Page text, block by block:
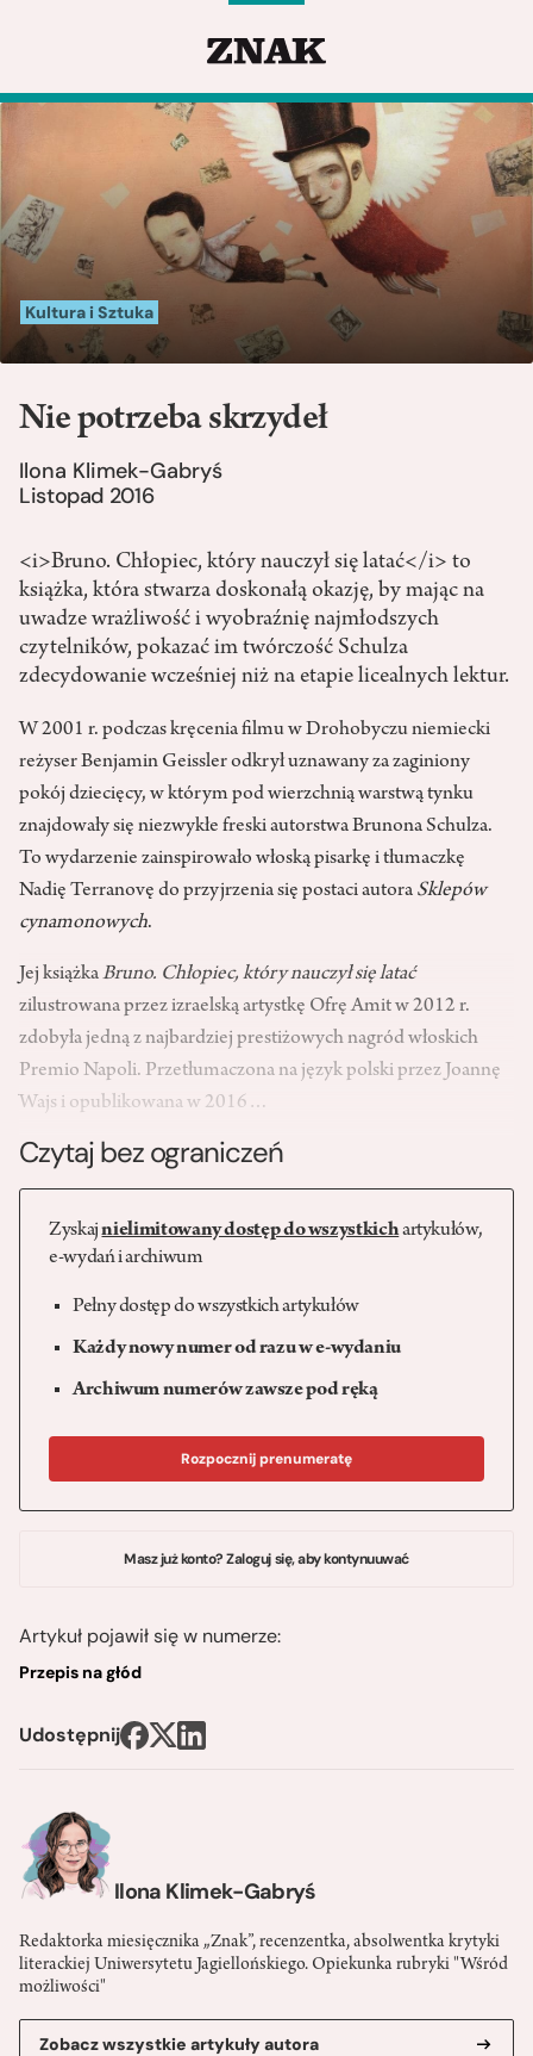
Kultura i Sztuka
Ilona Klimek-Gabryś
Redaktorka miesięcznika „Znak”, recenzentka, absolwentka krytyki
literackiej Uniwersytetu Jagiellońskiego. Opiekunka rubryki "Wśród
możliwości"
Zobacz wszystkie artykuły autora
Nie potrzeba skrzydeł
Ilona Klimek-Gabryś
Listopad 2016
<i>Bruno. Chłopiec, który nauczył się latać</i> to
książka, która stwarza doskonałą okazję, by mając na
uwadze wrażliwość i wyobraźnię najmłodszych
czytelników, pokazać im twórczość Schulza
zdecydowanie wcześniej niż na etapie licealnych lektur.
W 2001 r. podczas kręcenia filmu w Drohobyczu niemiecki
reżyser Benjamin Geissler odkrył uznawany za zaginiony
pokój dziecięcy, w którym pod wierzchnią warstwą tynku
znajdowały się niezwykłe freski autorstwa Brunona Schulza.
To wydarzenie zainspirowało włoską pisarkę i tłumaczkę
Nadię Terranovę do przyjrzenia się postaci autora Sklepów
cynamonowych.
Jej książkaBruno. Chłopiec, który nauczył się latać
zilustrowana przez izraelską artystkę Ofrę Amit w 2012 r.
zdobyła jedną z najbardziej prestiżowych nagród włoskich
Premio Napoli. Przetłumaczona na język polski przez Joannę
Wajs i opublikowana w 2016…
Czytaj bez ograniczeń
Zyskajnielimitowany dostęp do wszystkichartykułów,
e-wydań i archiwum
Pełny dostęp do wszystkich artykułów
Każdy nowy numer od razu w e-wydaniu
Archiwum numerów zawsze pod ręką
Rozpocznij prenumeratę
Masz już konto? Zaloguj się, aby kontynuuwać
Artykuł pojawił się w numerze:
Przepis na głód
Udostępnij